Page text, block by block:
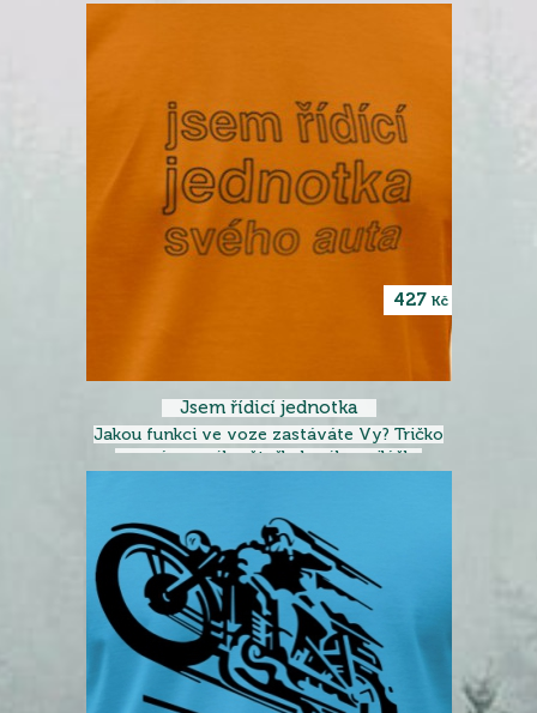
427 Kč
Jsem řídicí jednotka
Jakou funkci ve voze zastáváte Vy? Tričko
pro pány svého čtyřkolového miláčka